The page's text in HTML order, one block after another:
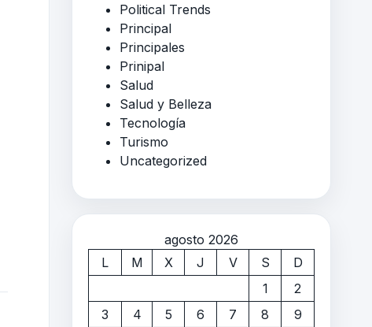
Political Trends
Principal
Principales
Prinipal
Salud
Salud y Belleza
Tecnología
Turismo
Uncategorized
agosto 2026
L
M X J V S
D
1
2
3
4 5 6 7 8
9